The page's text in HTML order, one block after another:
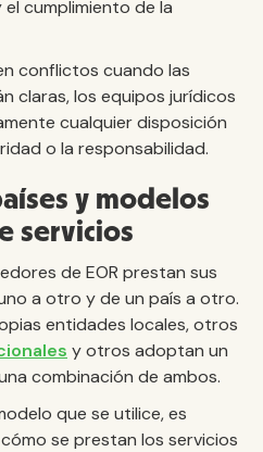
cumplimiento de la
conflictos cuando las
claras, los equipos jurídicos
cualquier disposición
o la responsabilidad.
y modelos
servicios
de EOR prestan sus
a otro y de un país a otro.
entidades locales, otros
y otros adoptan un
combinación de ambos.
que se utilice, es
se prestan los servicios